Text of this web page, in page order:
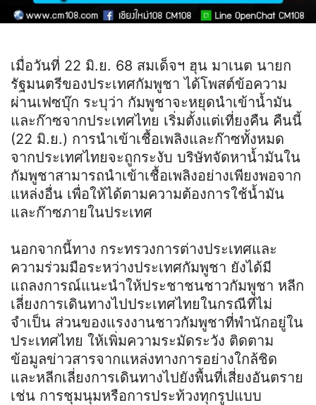
เมื่อวันที่ 22 มิ.ย. 68 สมเด็จฯ ฮุน มาเนต นายก
รัฐมนตรีของประเทศกัมพูชา ได้โพสต์ข้อความ
ผ่านเฟซบุ๊ก ระบุว่า กัมพูชาจะหยุดนำเข้าน้ำมัน
และก๊าซจากประเทศไทย เริ่มตั้งแต่เที่ยงคืน คืนนี้
(22 มิ.ย.) การนำเข้าเชื้อเพลิงและก๊าซทั้งหมด
จากประเทศไทยจะถูกระงับ บริษัทจัดหาน้ำมันใน
กัมพูชาสามารถนำเข้าเชื้อเพลิงอย่างเพียงพอจาก
แหล่งอื่น เพื่อให้ได้ตามความต้องการใช้น้ำมัน
และก๊าซภายในประเทศ
นอกจากนี้ทาง กระทรวงการต่างประเทศและ
ความร่วมมือระหว่างประเทศกัมพูชา ยังได้มี
แถลงการณ์แนะนำให้ประชาชนชาวกัมพูชา หลีก
เลี่ยงการเดินทางไปประเทศไทยในกรณีที่ไม่
จำเป็น ส่วนของแรงงานชาวกัมพูชาที่พำนักอยู่ใน
ประเทศไทย ให้เพิ่มความระมัดระวัง ติดตาม
ข้อมูลข่าวสารจากแหล่งทางการอย่างใกล้ชิด
และหลีกเลี่ยงการเดินทางไปยังพื้นที่เสี่ยงอันตราย
เช่น การชุมนุมหรือการประท้วงทุกรูปแบบ